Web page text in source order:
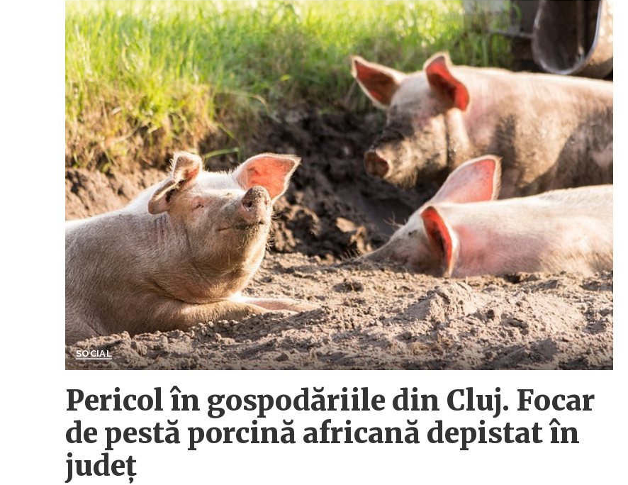
SOCIAL
Pericol în gospodăriile din Cluj. Focar
de pestă porcină africană depistat în
județ